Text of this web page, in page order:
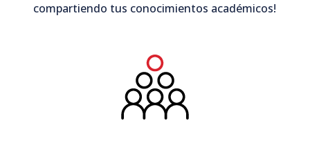
compartiendo tus conocimientos académicos!